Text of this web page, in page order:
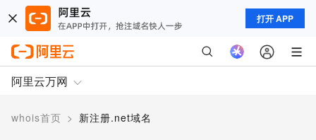
打开 APP
阿里云万网
whois首页 > 新注册.net域名